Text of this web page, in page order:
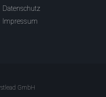
Datenschutz
Impressum
GmbH